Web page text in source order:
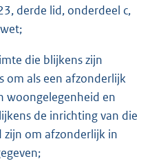
derde lid, onderdeel c,
die blijkens zijn
om als een afzonderlijk
woongelegenheid en
de inrichting van die
om afzonderlijk in